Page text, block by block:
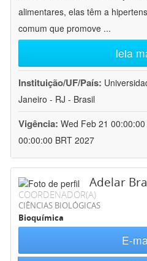
alimentares, elas têm a
comum que promove ...
leia
Instituição/UF/País:
Janeiro - RJ - Brasil
Vigência: Wed Feb 21
00:00:00 BRT 2027
Adelar
COORDENADOR(A)
CIÊNCIAS BIOLÓGICAS
Bioquímica
E-